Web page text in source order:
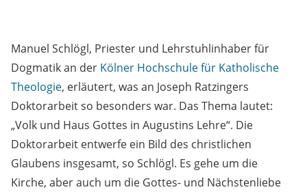
Manuel Schlögl, Priester und Lehrstuhlinhaber für
Dogmatik an der Kölner Hochschule für Katholische
Theologie, erläutert, was an Joseph Ratzingers
Doktorarbeit so besonders war. Das Thema lautet:
„Volk und Haus Gottes in Augustins Lehre“. Die
Doktorarbeit entwerfe ein Bild des christlichen
Glaubens insgesamt, so Schlögl. Es gehe um die
Kirche, aber auch um die Gottes- und Nächstenliebe